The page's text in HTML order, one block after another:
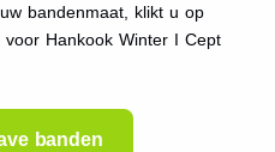
bandenmaat, klikt u op
Hankook Winter I Cept
banden